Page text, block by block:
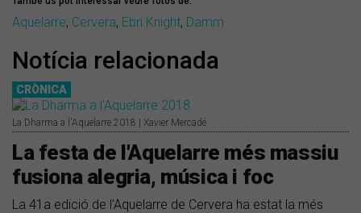
Aquelarre, Cervera, Ebri Knight, Damm
Notícia relacionada
CRÒNICA
La Dharma a l'Aquelarre 2018 | Xavier Mercadé
La festa de l'Aquelarre més massiu
fusiona alegria, música i foc
La 41a edició de l’Aquelarre de Cervera ha estat la més